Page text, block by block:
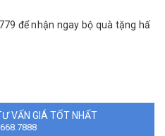
để nhận ngay bộ quà tặng hấ
VẤN GIÁ TỐT NHẤT